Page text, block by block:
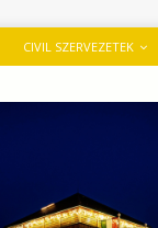
CIVIL SZERVEZETEK